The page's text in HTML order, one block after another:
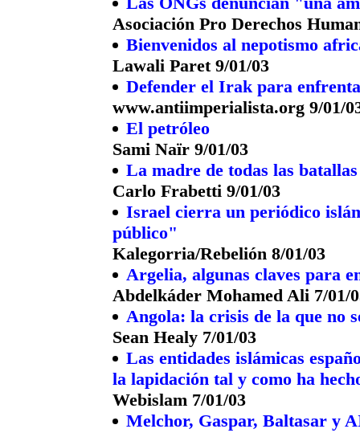
Asociación Pro Derechos
Bienvenidos al nepotismo
Lawali Paret 9/01/03
Defender el Irak para
www.antiimperialista.org 9/01/
El petróleo
Sami Naïr 9/01/03
La madre de todas las batallas
Carlo Frabetti 9/01/03
Israel cierra un periódico
público"
Kalegorria/Rebelión 8/01/03
Argelia, algunas claves para
Abdelkáder Mohamed Ali 7/01/
Angola: la crisis de la que no
Sean Healy 7/01/03
Las entidades islámicas
la lapidación tal y como ha
Webislam 7/01/03
Melchor, Gaspar, Baltasar y